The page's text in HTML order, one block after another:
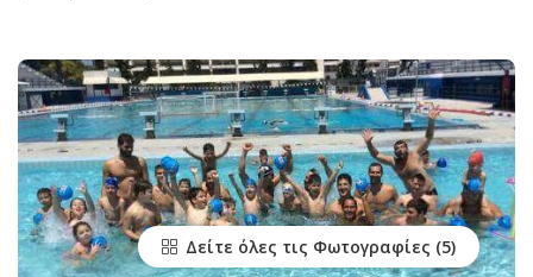
Δείτε όλες τις Φωτογραφίες